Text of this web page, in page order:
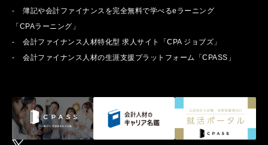
簿記や会計ファイナンスを完全無料で学べるeラーニング
「CPAラーニング」
会計ファイナンス人材特化型 求人サイト「CPA ジョブズ」
会計ファイナンス人材の生涯支援プラットフォーム「CPASS」